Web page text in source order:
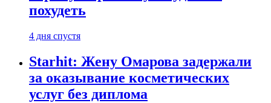
похудеть
4 дня спустя
Starhit: Жену Омарова задержали
за оказывание косметических
услуг без диплома